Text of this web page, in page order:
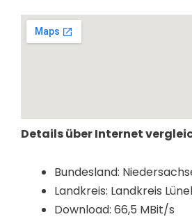
Details über Internet
Bundesland:
Landkreis: Landkreis
Download: 66,5 MBit/s